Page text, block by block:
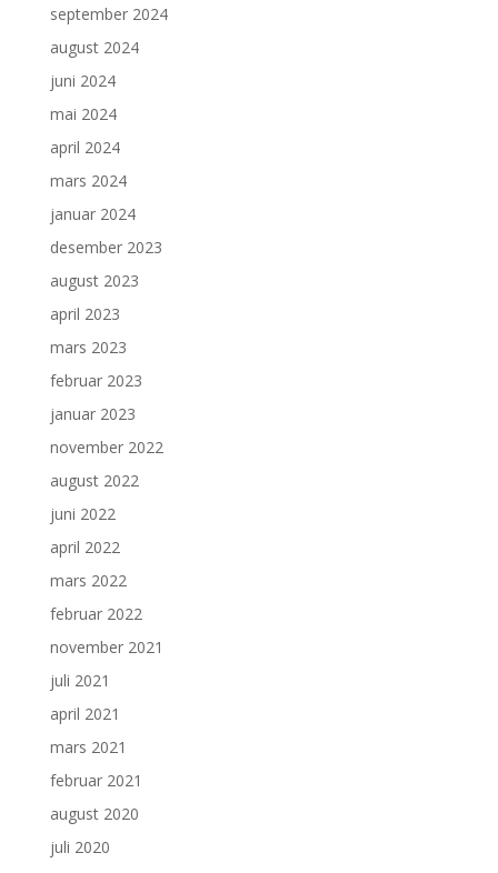
september 2024
august 2024
juni 2024
mai 2024
april 2024
mars 2024
januar 2024
desember 2023
august 2023
april 2023
mars 2023
februar 2023
januar 2023
november 2022
august 2022
juni 2022
april 2022
mars 2022
februar 2022
november 2021
juli 2021
april 2021
mars 2021
februar 2021
august 2020
juli 2020